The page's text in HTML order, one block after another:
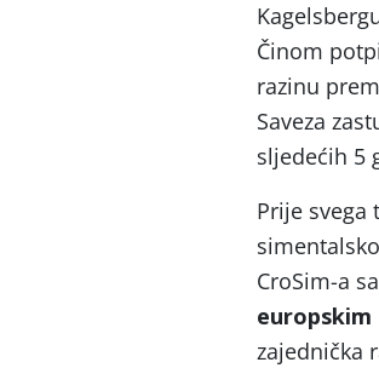
Činom
razinu
Saveza
sljedećih 5
Prije
CroSim-a
europskim
zajednička